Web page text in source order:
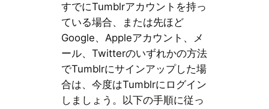
すでにTumblrアカウントを持っ
ている場合、または先ほど
Google、Appleアカウント、メ
ール、Twitterのいずれかの方法
でTumblrにサインアップした場
合は、今度はTumblrにログイン
しましょう。以下の手順に従っ